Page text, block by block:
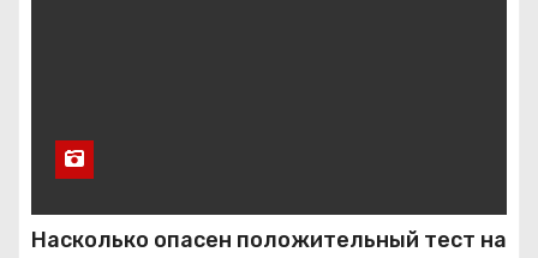
Насколько опасен положительный тест на